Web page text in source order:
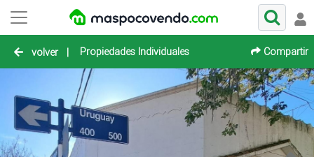
volver | Propiedades Individuales Compartir